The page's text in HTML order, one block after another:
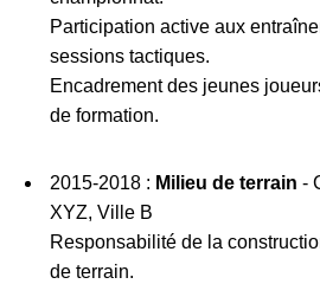
Participation active aux
sessions tactiques.
Encadrement des jeunes
de formation.
2015-2018 : Milieu de terrain -
XYZ, Ville B
Responsabilité de la
de terrain.